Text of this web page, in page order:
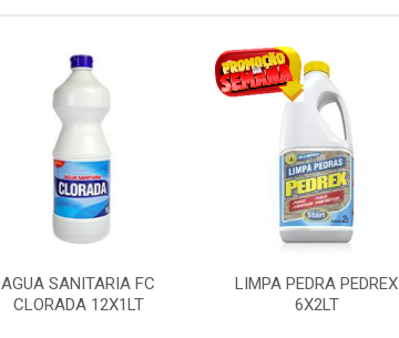
AGUA SANITARIA FC
CLORADA 12X1LT
LIMPA PEDRA PEDREX
6X2LT